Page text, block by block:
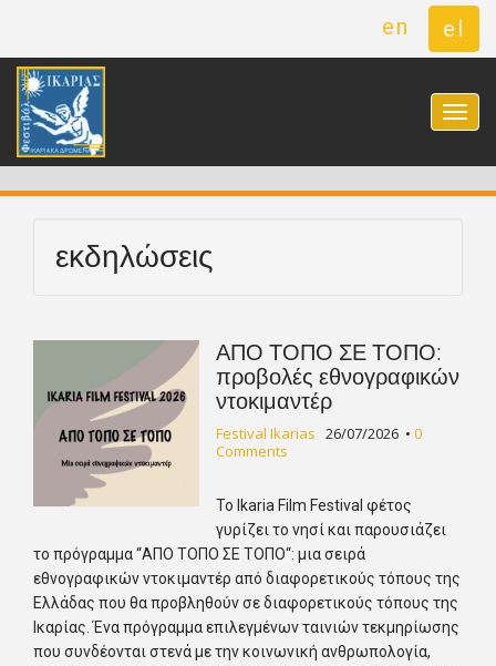
en el
M
n
p
t
εκδηλώσεις
ΑΠΟ ΤΟΠΟ ΣΕ ΤΟΠΟ:
προβολές εθνογραφικών
ντοκιμαντέρ
Festival Ikarias 26/07/2026 • 0
Comments
Το Ikaria Film Festival φέτος
γυρίζει το νησί και παρουσιάζει
το πρόγραμμα “ΑΠΟ ΤΟΠΟ ΣΕ ΤΟΠΟ“: μια σειρά
εθνογραφικών ντοκιμαντέρ από διαφορετικούς τόπους της
Ελλάδας που θα προβληθούν σε διαφορετικούς τόπους της
Ικαρίας. Ένα πρόγραμμα επιλεγμένων ταινιών τεκμηρίωσης
που συνδέονται στενά με την κοινωνική ανθρωπολογία,